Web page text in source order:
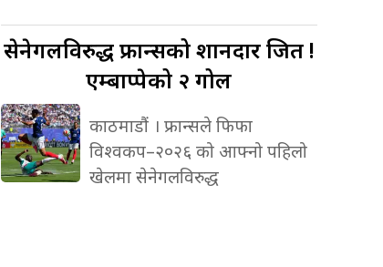
सेनेगलविरुद्धफ्रान्सको शानदार जित !
एम्बाप्पेको २ गोल
काठमाडौं । फ्रान्सले फिफा
विश्वकप–२०२६ को आफ्नो पहिलो
खेलमा सेनेगलविरुद्ध